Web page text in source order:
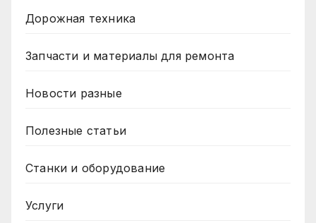
Дорожная техника
Запчасти и материалы для ремонта
Новости разные
Полезные статьи
Станки и оборудование
Услуги